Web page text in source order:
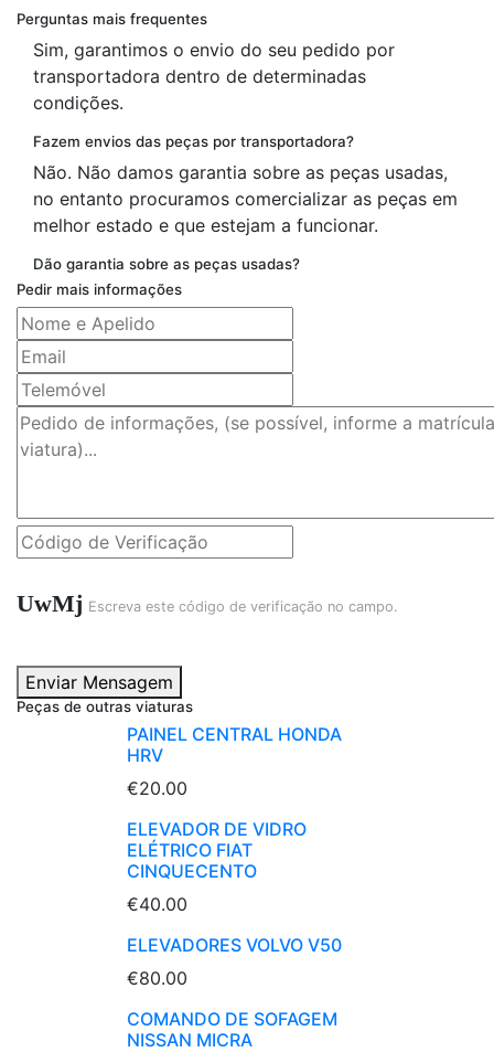
Perguntas mais frequentes
Sim, garantimos o envio do seu pedido por
transportadora dentro de determinadas
condições.
Fazem envios das peças por transportadora?
Não. Não damos garantia sobre as peças usadas,
no entanto procuramos comercializar as peças em
melhor estado e que estejam a funcionar.
Dão garantia sobre as peças usadas?
Pedir mais informações
UwMj Escreva este código de verificação no campo.
Enviar Mensagem
Peças de outras viaturas
PAINEL CENTRAL HONDA
HRV
€20.00
ELEVADOR DE VIDRO
ELÉTRICO FIAT
CINQUECENTO
€40.00
ELEVADORES VOLVO V50
€80.00
COMANDO DE SOFAGEM
NISSAN MICRA